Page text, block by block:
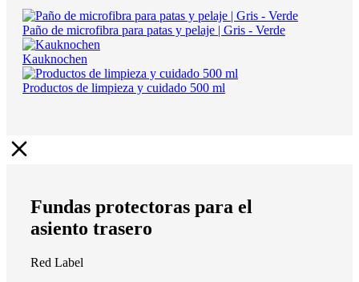
Paño de microfibra para patas y pelaje | Gris - Verde
Kauknochen
Productos de limpieza y cuidado 500 ml
Fundas protectoras para el
asiento trasero
Red Label